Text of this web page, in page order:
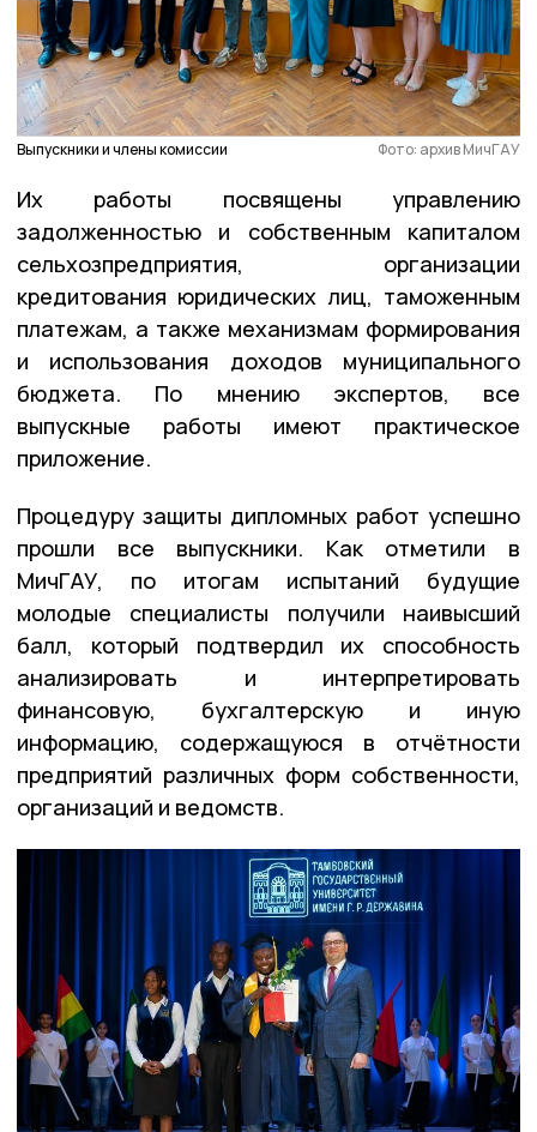
Выпускники и члены комиссии Фото: архив МичГАУ
Их работы посвящены управлению
задолженностью и собственным капиталом
сельхозпредприятия, организации
кредитования юридических лиц, таможенным
платежам, а также механизмам формирования
и использования доходов муниципального
бюджета. По мнению экспертов, все
выпускные работы имеют практическое
приложение.
Процедуру защиты дипломных работ успешно
прошли все выпускники. Как отметили в
МичГАУ, по итогам испытаний будущие
молодые специалисты получили наивысший
балл, который подтвердил их способность
анализировать и интерпретировать
финансовую, бухгалтерскую и иную
информацию, содержащуюся в отчётности
предприятий различных форм собственности,
организаций и ведомств.